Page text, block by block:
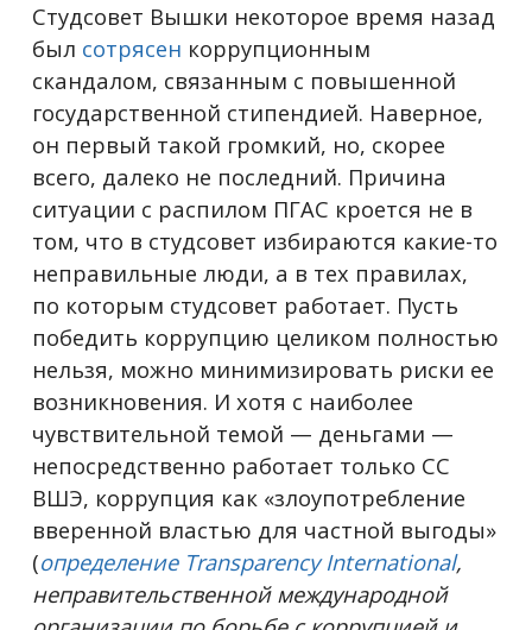
Студсовет Вышки некоторое время назад
был сотрясен коррупционным
скандалом, связанным с повышенной
государственной стипендией. Наверное,
он первый такой громкий, но, скорее
всего, далеко не последний. Причина
ситуации с распилом ПГАС кроется не в
том, что в студсовет избираются какие-то
неправильные люди, а в тех правилах,
по которым студсовет работает. Пусть
победить коррупцию целиком полностью
нельзя, можно минимизировать риски ее
возникновения. И хотя с наиболее
чувствительной темой — деньгами —
непосредственно работает только СС
ВШЭ, коррупция как «злоупотребление
вверенной властью для частной выгоды»
(определение Transparency International,
неправительственной международной